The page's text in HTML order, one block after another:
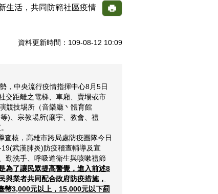
生活，共同防範社區疫情
資料更新時間：109-08-12 10:09
，中央流行疫情指揮中心8月5日
交距離之電梯、車廂、賣場或市
競技埸所（音樂廳丶體育館
)、宗教場所(廟宇、教會、禮
核，高雄市跨局處防疫團隊今日
武漢肺炎)防疫稽查輔導及宣
勤洗手、呼吸道衛生與咳嗽禮節
為了讓民眾提高警覺，進入前述8
與業者共同配合政府防疫措施，
幣3,000元以上，15,000元以下罰